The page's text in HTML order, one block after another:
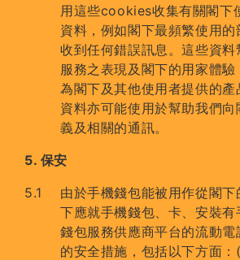
用這些cookies收集有關閣下
資料，例如閣下最頻繁使用
收到任何錯誤訊息。這些資
服務之表現及閣下的用家體驗
為閣下及其他使用者提供的
資料亦可能使用於幫助我們
義及相關的通訊。
5. 保安
由於手機錢包能被用作從閣下
下應就手機錢包、卡、安裝有
錢包服務供應商平台的流動電
的安全措施，包括以下方面